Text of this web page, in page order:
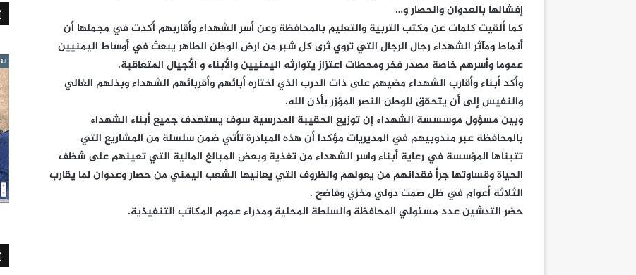
إفشالها بالعدوان والحصار و…
كما ألقيت كلمات عن مكتب التربية والتعليم بالمحافظة وعن أسر الشهداء وأقاربهم أكدت في مجملها أن
أنماط ومآثر الشهداء رجال الرجال التي تروي ثرى كل شبر من ارض الوطن الطاهر يبعث في أوساط اليمنيين
عموما وأسرهم خاصة مصدر فخر ومحطات اعتزاز يتوارثه اليمنيين والأبناء و الأجيال المتعاقبة.
وأكد أبناء وأقارب الشهداء مضيهم على ذات الدرب الذي اختاره أبائهم وأقربائهم الشهداء وبذلهم الغالي
والنفيس إلى أن يتحقق للوطن النصر المؤزر بأذن الله.
وبين مسؤول موسسسة الشهداء إن توزيع الحقيبة المدرسية سوف يستهدف جميع أبناء الشهداء
بالمحافظة عبر مندوبيهم في المديريات مؤكدا أن هذه المبادرة تأتي ضمن سلسلة من المشاريع التي
تتبناها المؤسسة في رعاية أبناء واسر الشهداء من تغذية وبعض المبالغ المالية التي تعينهم على شظف
الحياة وقساوتها جرأ فقدانهم من يعولهم والظروف التي يعانيها الشعب اليمني من حصار وعدوان لما يقارب
الثلاثة أعوام في ظل صمت دولي مخزي وفاضح .
حضر التدشين عدد مسئولي المحافظة والسلطة المحلية ومدراء عموم المكاتب التنفيذية.